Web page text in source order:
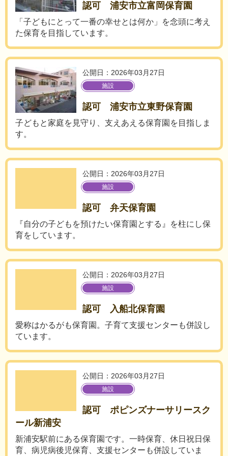
認可 浦安市立富岡保育園
「子どもにとって一番の幸せとは何か」を念頭に考え
た保育を目指しています。
公開日：2026年03月27日
施設
認可 浦安市立東野保育園
子どもと家庭を見守り、支えあえる保育園を目指しま
す。
公開日：2026年03月27日
施設
認可 弁天保育園
『自分の子どもを預けたい保育園とする』を柱にし保
育をしています。
公開日：2026年03月27日
施設
認可 入船北保育園
愛称はかるがも保育園。子育て支援センターも併設し
ています。
公開日：2026年03月27日
施設
認可 ポピンズナーサリースク
ール新浦安
新浦安駅前にある保育園です。一時保育、休日祝日保
育、病児病後児保育、支援センターも併設していま